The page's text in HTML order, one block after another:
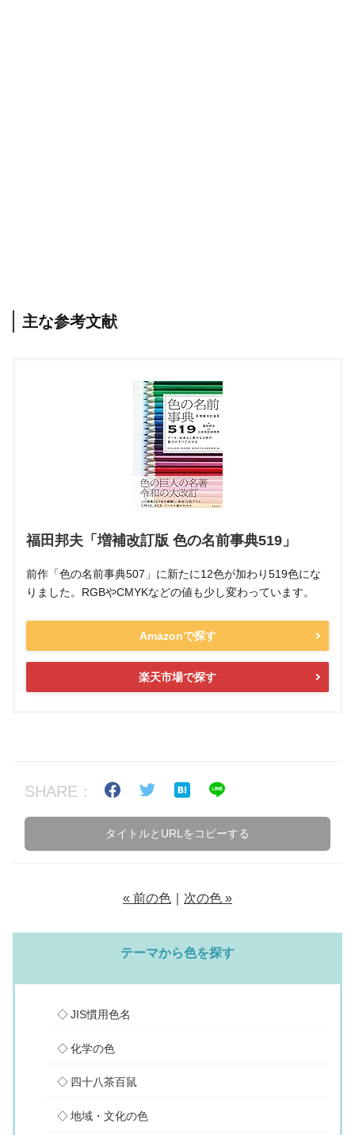
主な参考文献
福田邦夫「増補改訂版 色の名前事典519」
前作「色の名前事典507」に新たに12色が加わり519色にな
りました。RGBやCMYKなどの値も少し変わっています。
Amazonで探す
楽天市場で探す
SHARE：
タイトルとURLをコピーする
« 前の色 次の色 »
テーマから色を探す
JIS慣用色名
化学の色
四十八茶百鼠
地域・文化の色